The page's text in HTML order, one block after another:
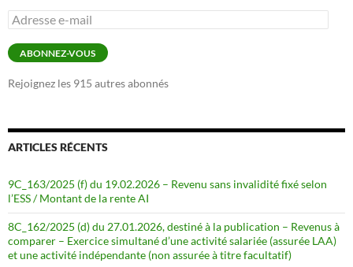
Adresse
e-
mail
ABONNEZ-VOUS
Rejoignez les 915 autres abonnés
ARTICLES RÉCENTS
9C_163/2025 (f) du 19.02.2026 – Revenu sans invalidité fixé selon
l’ESS / Montant de la rente AI
8C_162/2025 (d) du 27.01.2026, destiné à la publication – Revenus à
comparer – Exercice simultané d’une activité salariée (assurée LAA)
et une activité indépendante (non assurée à titre facultatif)